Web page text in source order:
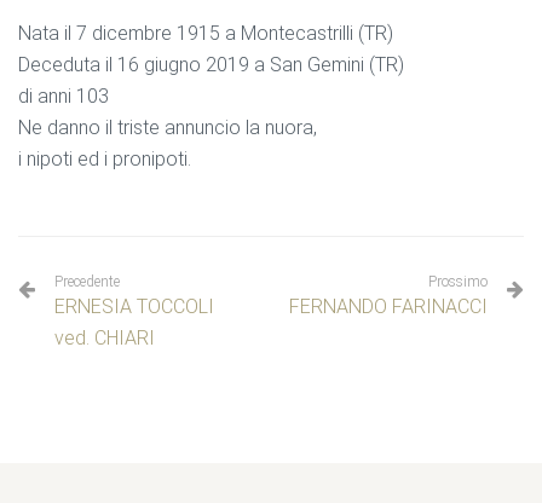
Nata il 7 dicembre 1915 a Montecastrilli (TR)
Deceduta il 16 giugno 2019 a San Gemini (TR)
di anni 103
Ne danno il triste annuncio la nuora,
i nipoti ed i pronipoti.
Precedente
ERNESIA TOCCOLI
ved. CHIARI
Prossimo
FERNANDO FARINACCI